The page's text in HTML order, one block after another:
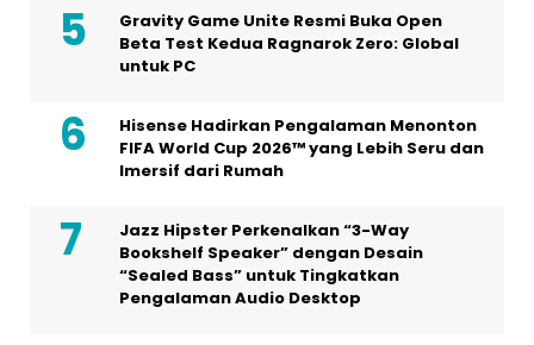
Gravity Game Unite Resmi Buka Open
Beta Test Kedua Ragnarok Zero: Global
untuk PC
Hisense Hadirkan Pengalaman Menonton
FIFA World Cup 2026™ yang Lebih Seru dan
Imersif dari Rumah
Jazz Hipster Perkenalkan “3-Way
Bookshelf Speaker” dengan Desain
“Sealed Bass” untuk Tingkatkan
Pengalaman Audio Desktop